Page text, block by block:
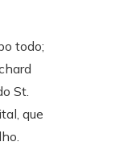
todo;
St.
que